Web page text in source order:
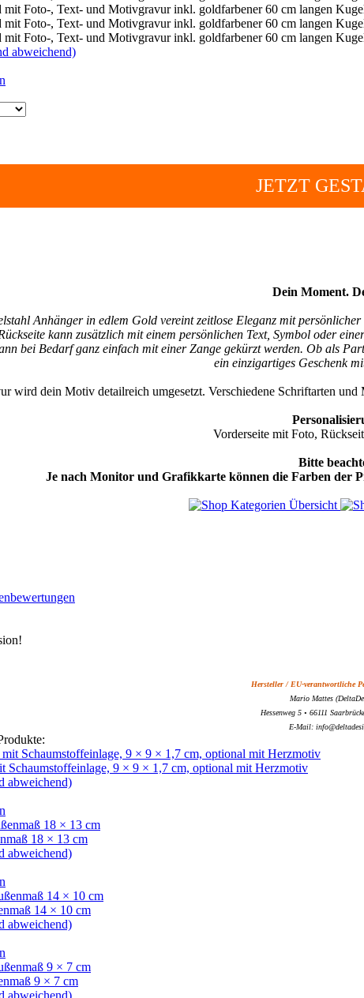
abweichend)
JETZT
Dein Moment.
Anhänger in edlem Gold vereint zeitlose Eleganz mit
kann zusätzlich mit einem persönlichen Text, Symbol oder
bei Bedarf ganz einfach mit einer Zange gekürzt werden. Ob als
ein einzigartiges Geschenk
wird dein Motiv detailreich umgesetzt. Verschiedene Schriftarten
Vorderseite mit Foto,
Bitte
Je nach Monitor und Grafikkarte können die Farben der
Hersteller / EU-verantwortliche
Mario Mattes
Hessenweg 5 • 66111
E-Mail:
Schaumstoffeinlage, 9 × 9 × 1,7 cm, optional mit Herzmotiv
abweichend)
18 × 13 cm
abweichend)
14 × 10 cm
abweichend)
9 × 7 cm
abweichend)